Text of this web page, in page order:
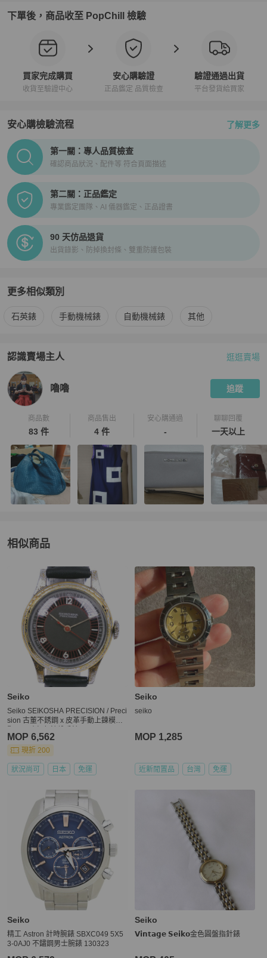
下單後，商品收至 PopChill 檢驗
買家完成購買
收貨至驗證中心
安心購驗證
正品鑑定 品質檢查
驗證通過出貨
平台發貨給買家
安心購檢驗流程 了解更多
PopChill拍拍圈正品驗證、安心購檢驗流程介紹
第一關：專人品質檢查
確認商品狀況、配件等 符合頁面描述
第二關：正品鑑定
專業鑑定團隊、AI 儀器鑑定、正品證書
90 天仿品退貨
出貨錄影、防掉換封條、雙重防護包裝
更多相似類別
更多Seiko 女錶相似商品推薦
石英錶 手動機械錶 自動機械錶 其他
認識賣場主人
PopChill 拍拍圈嚴選賣家
逛逛賣場
嚕嚕 追蹤
商品數
83 件
商品售出
4 件
安心購通過
-
聊聊回覆
一天以上
相似商品
Seiko女錶推薦精品
Seiko
Seiko SEIKOSHA PRECISION / Preci
sion 古董不銹鋼 x 皮革手動上鍊模擬
MOP 6,562
現折 200
狀況尚可 日本 免運
Seiko
seiko
MOP 1,285
近新閒置品 台灣 免運
Seiko
精工 Astron 計時腕錶 SBXC049 5X5
3-0AJ0 不鏽鋼男士腕錶 130323
Seiko
𝗩𝗶𝗻𝘁𝗮𝗴𝗲 𝗦𝗲𝗶𝗸𝗼金色圓盤指針錶